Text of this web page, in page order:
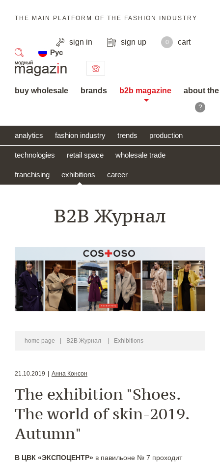
THE MAIN PLATFORM OF THE FASHION INDUSTRY
sign in sign up 0
cart
Рус
search
buy wholesale brands b2b magazine about
?
analytics fashion industry trends production
technologies retail space wholesale trade
franchising exhibitions career
B2B Журнал
home page B2B Журнал Exhibitions
21.10.2019 Анна Консон
The exhibition "Shoes.
The world of skin-2019.
Autumn"
В ЦВК «ЭКСПОЦЕНТР» в павильоне № 7 проходит